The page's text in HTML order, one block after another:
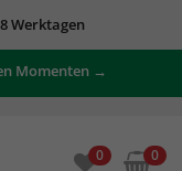
Werktagen
Momenten →
0 0